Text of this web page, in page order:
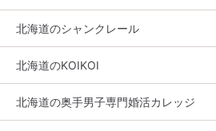
北海道のシャンクレール
北海道のKOIKOI
北海道の奥手男子専門婚活カレッジ